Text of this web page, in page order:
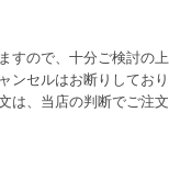
すので、十分ご検討の上
ンセルはお断りしてお
は、当店の判断でご注